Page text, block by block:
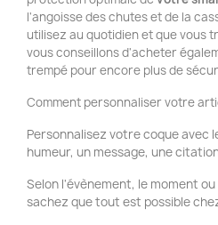
l'angoisse des chutes et de la
utilisez au quotidien et que vous
vous conseillons d'acheter
trempé pour encore plus de
Comment personnaliser votre
Personnalisez votre coque avec
humeur, un message, une
Selon l'évènement, le moment
sachez que tout est possible